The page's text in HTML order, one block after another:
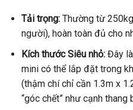
Tải trọng:Thường từ
người), hoàn toàn đủ cho
Kích thước Siêu nhỏ:Đây là
mini có thể lắp đặt trong
(thậm chí chỉ cần 1.3m x
“góc chết” như cạnh thang